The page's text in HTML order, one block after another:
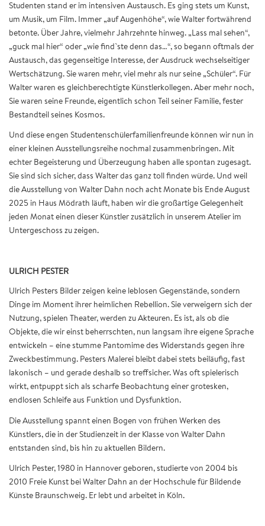
Studenten stand er im intensiven Austausch. Es ging stets um Kunst,
um Musik, um Film. Immer „auf Augenhöhe“, wie Walter fortwährend
betonte. Über Jahre, vielmehr Jahrzehnte hinweg. „Lass mal sehen“,
„guck mal hier“ oder „wie find`ste denn das…“, so begann oftmals der
Austausch, das gegenseitige Interesse, der Ausdruck wechselseitiger
Wertschätzung. Sie waren mehr, viel mehr als nur seine „Schüler“. Für
Walter waren es gleichberechtigte Künstlerkollegen. Aber mehr noch,
Sie waren seine Freunde, eigentlich schon Teil seiner Familie, fester
Bestandteil seines Kosmos.
Und diese engen Studentenschülerfamilienfreunde können wir nun in
einer kleinen Ausstellungsreihe nochmal zusammenbringen. Mit
echter Begeisterung und Überzeugung haben alle spontan zugesagt.
Sie sind sich sicher, dass Walter das ganz toll finden würde. Und weil
die Ausstellung von Walter Dahn noch acht Monate bis Ende August
2025 in Haus Mödrath läuft, haben wir die großartige Gelegenheit
jeden Monat einen dieser Künstler zusätzlich in unserem Atelier im
Untergeschoss zu zeigen.
ULRICH PESTER
Ulrich Pesters Bilder zeigen keine leblosen Gegenstände, sondern
Dinge im Moment ihrer heimlichen Rebellion. Sie verweigern sich der
Nutzung, spielen Theater, werden zu Akteuren. Es ist, als ob die
Objekte, die wir einst beherrschten, nun langsam ihre eigene Sprache
entwickeln – eine stumme Pantomime des Widerstands gegen ihre
Zweckbestimmung. Pesters Malerei bleibt dabei stets beiläufig, fast
lakonisch – und gerade deshalb so treffsicher. Was oft spielerisch
wirkt, entpuppt sich als scharfe Beobachtung einer grotesken,
endlosen Schleife aus Funktion und Dysfunktion.
Die Ausstellung spannt einen Bogen von frühen Werken des
Künstlers, die in der Studienzeit in der Klasse von Walter Dahn
entstanden sind, bis hin zu aktuellen Bildern.
Ulrich Pester, 1980 in Hannover geboren, studierte von 2004 bis
2010 Freie Kunst bei Walter Dahn an der Hochschule für Bildende
Künste Braunschweig. Er lebt und arbeitet in Köln.